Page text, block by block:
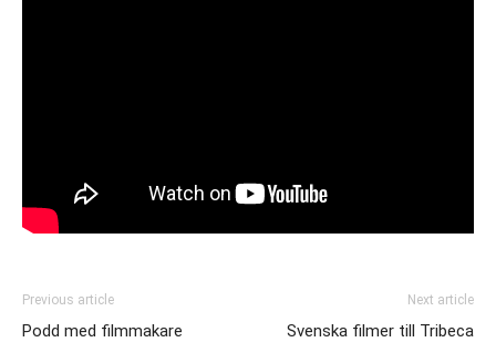
Previous article
Podd med filmmakare
Next article
Svenska filmer till Tribeca